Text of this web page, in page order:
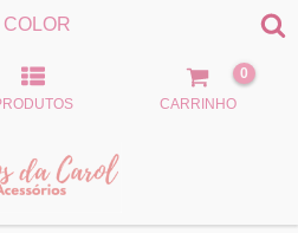
CARRINHO
0